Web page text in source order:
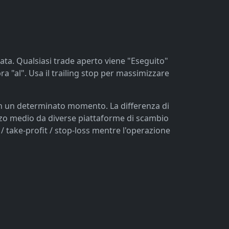
Qualsiasi trade aperto viene "Eseguito"
"al". Usa il trailing stop per massimizzare
determinato momento. La differenza di
medio da diverse piattaforme di scambio
take-profit / stop-loss mentre l'operazione